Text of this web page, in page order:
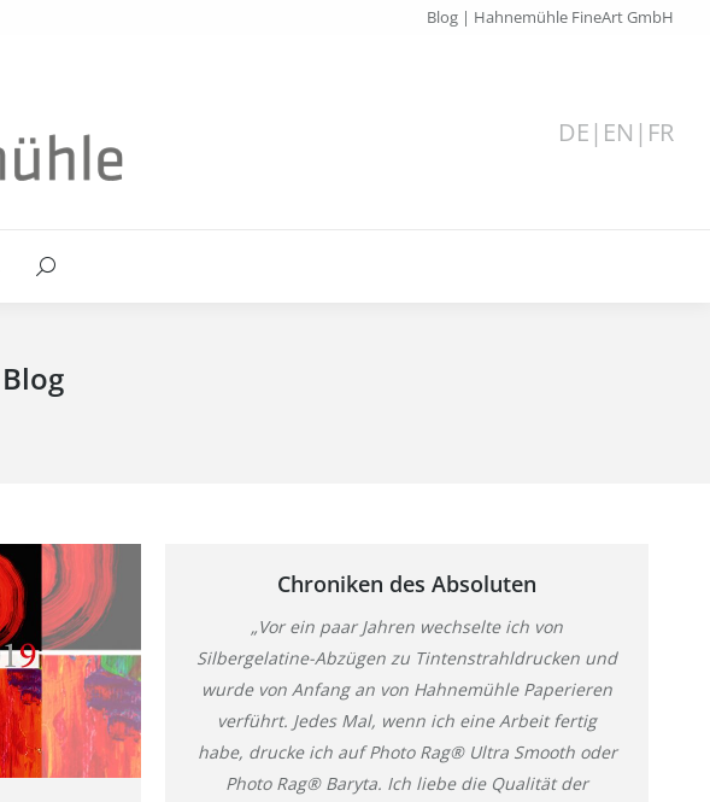
Blog | Hahnemühle FineArt GmbH
DE | EN | FR
Search:
Blog
Chroniken des Absoluten
„Vor ein paar Jahren wechselte ich von
Silbergelatine-Abzügen zu Tintenstrahldrucken und
wurde von Anfang an von Hahnemühle Paperieren
verführt. Jedes Mal, wenn ich eine Arbeit fertig
habe, drucke ich auf Photo Rag® Ultra Smooth oder
Photo Rag® Baryta. Ich liebe die Qualität der